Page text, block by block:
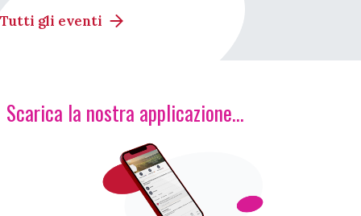
Tutti gli eventi
Scarica la nostra applicazione...
Immagine